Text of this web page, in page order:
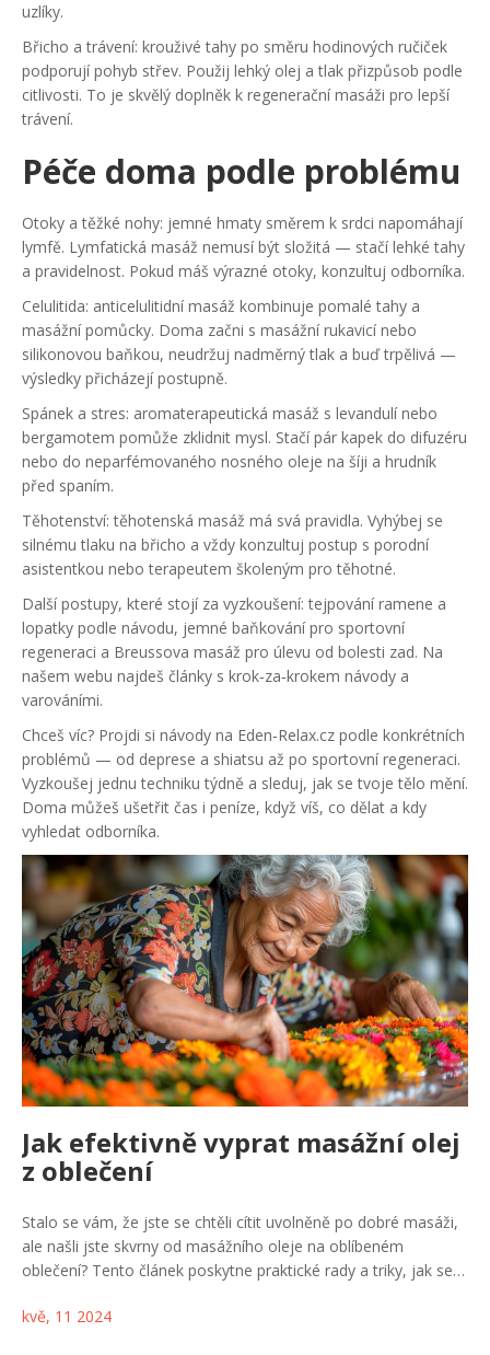
uzlíky.
Břicho a trávení: krouživé tahy po směru hodinových ručiček
podporují pohyb střev. Použij lehký olej a tlak přizpůsob podle
citlivosti. To je skvělý doplněk k regenerační masáži pro lepší
trávení.
Péče doma podle problému
Otoky a těžké nohy: jemné hmaty směrem k srdci napomáhají
lymfě. Lymfatická masáž nemusí být složitá — stačí lehké tahy
a pravidelnost. Pokud máš výrazné otoky, konzultuj odborníka.
Celulitida: anticelulitidní masáž kombinuje pomalé tahy a
masážní pomůcky. Doma začni s masážní rukavicí nebo
silikonovou baňkou, neudržuj nadměrný tlak a buď trpělivá —
výsledky přicházejí postupně.
Spánek a stres: aromaterapeutická masáž s levandulí nebo
bergamotem pomůže zklidnit mysl. Stačí pár kapek do difuzéru
nebo do neparfémovaného nosného oleje na šíji a hrudník
před spaním.
Těhotenství: těhotenská masáž má svá pravidla. Vyhýbej se
silnému tlaku na břicho a vždy konzultuj postup s porodní
asistentkou nebo terapeutem školeným pro těhotné.
Další postupy, které stojí za vyzkoušení: tejpování ramene a
lopatky podle návodu, jemné baňkování pro sportovní
regeneraci a Breussova masáž pro úlevu od bolesti zad. Na
našem webu najdeš články s krok‑za‑krokem návody a
varováními.
Chceš víc? Projdi si návody na Eden‑Relax.cz podle konkrétních
problémů — od deprese a shiatsu až po sportovní regeneraci.
Vyzkoušej jednu techniku týdně a sleduj, jak se tvoje tělo mění.
Doma můžeš ušetřit čas i peníze, když víš, co dělat a kdy
vyhledat odborníka.
Jak efektivně vyprat masážní olej
z oblečení
Stalo se vám, že jste se chtěli cítit uvolněně po dobré masáži,
ale našli jste skvrny od masážního oleje na oblíbeném
oblečení? Tento článek poskytne praktické rady a triky, jak se
pro tento úkol nejlepší a jaké kroky podniknout, aby vaše
kvě, 11 2024